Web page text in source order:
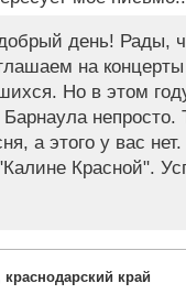
день! Рады,
на
Но в этом
Барнаула
а этого у вас
Красной".
край